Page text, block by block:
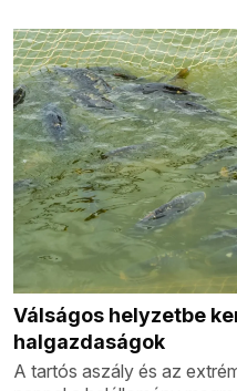
Válságos helyzetbe
halgazdaságok
A tartós aszály és az